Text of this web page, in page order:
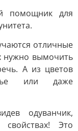
помощник для
отличные
нужно вымочить
А из цветов
или даже
одуванчик,
Это